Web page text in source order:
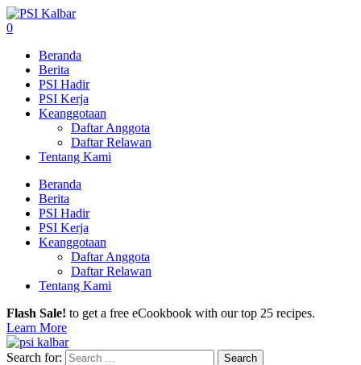
0
Beranda
Berita
PSI Hadir
PSI Kerja
Keanggotaan
Daftar Anggota
Daftar Relawan
Tentang Kami
Beranda
Berita
PSI Hadir
PSI Kerja
Keanggotaan
Daftar Anggota
Daftar Relawan
Tentang Kami
Flash Sale! to get a free eCookbook with our top 25 recipes.
Learn More
Search for: